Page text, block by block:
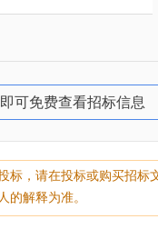
可免费查看招标信息
标，请在投标或购买招
的解释为准。